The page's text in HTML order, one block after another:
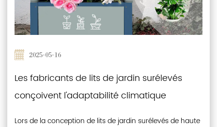
2025-05-16
Les fabricants de lits de jardin surélevés
conçoivent l'adaptabilité climatique
Lors de la conception de lits de jardin surélevés de haute